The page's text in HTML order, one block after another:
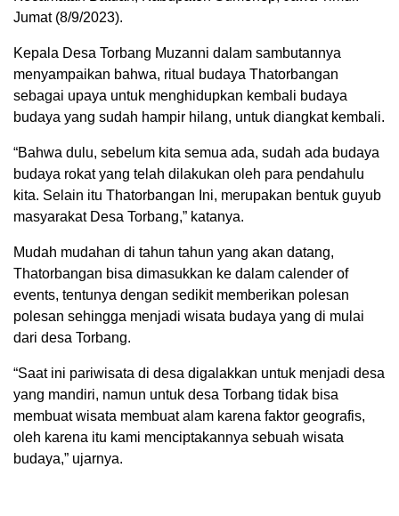
Jumat (8/9/2023).
Kepala Desa Torbang Muzanni dalam sambutannya
menyampaikan bahwa, ritual budaya Thatorbangan
sebagai upaya untuk menghidupkan kembali budaya
budaya yang sudah hampir hilang, untuk diangkat kembali.
“Bahwa dulu, sebelum kita semua ada, sudah ada budaya
budaya rokat yang telah dilakukan oleh para pendahulu
kita. Selain itu Thatorbangan Ini, merupakan bentuk guyub
masyarakat Desa Torbang,” katanya.
Mudah mudahan di tahun tahun yang akan datang,
Thatorbangan bisa dimasukkan ke dalam calender of
events, tentunya dengan sedikit memberikan polesan
polesan sehingga menjadi wisata budaya yang di mulai
dari desa Torbang.
“Saat ini pariwisata di desa digalakkan untuk menjadi desa
yang mandiri, namun untuk desa Torbang tidak bisa
membuat wisata membuat alam karena faktor geografis,
oleh karena itu kami menciptakannya sebuah wisata
budaya,” ujarnya.